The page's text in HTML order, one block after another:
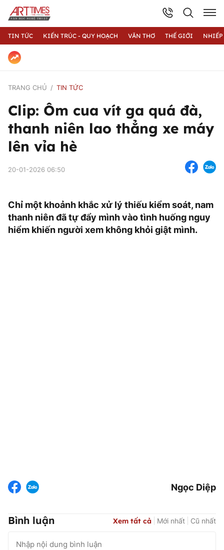
TIN TỨC KIẾN TRÚC - QUY HOẠCH VĂN THƠ THẾ GIỚI
TRANG CHỦ TIN TỨC
Clip: Ôm cua vít ga quá đà,
thanh niên lao thẳng xe máy
lên vỉa hè
20-01-2026 06:50
Chỉ một khoảnh khắc xử lý thiếu kiểm soát, nam
thanh niên đã tự đẩy mình vào tình huống nguy
hiểm khiến người xem không khỏi giật mình.
Ngọc Diệp
Bình luận Xem tất cả Mới nhất Cũ nhất